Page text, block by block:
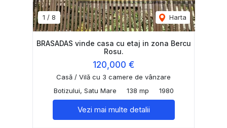
1 / 8 Harta
BRASADAS vinde casa cu etaj in zona Bercu
Rosu.
120,000 €
Casă / Vilă cu 3 camere de vânzare
Botizului, Satu Mare
138 mp 1980
Vezi mai multe detalii